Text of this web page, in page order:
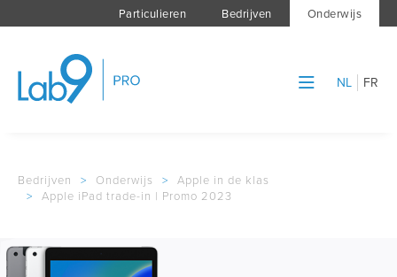
Particulieren Bedrijven Onderwijs
NL FR
Bedrijven > Onderwijs > Apple in de klas
> Apple iPad trade-in | Promo 2023